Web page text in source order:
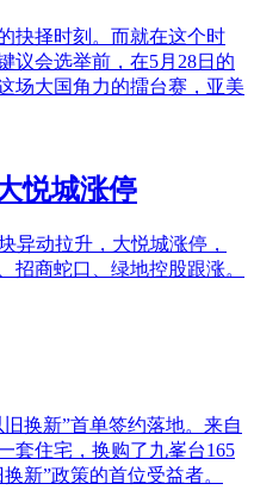
抉择时刻。而就在这个时
议会选举前，在5月28日的
场大国角力的擂台赛，亚美
悦城涨停
异动拉升，大悦城涨停，
招商蛇口、绿地控股跟涨。
换新”首单签约落地。来自
套住宅，换购了九峯台165
新”政策的首位受益者。